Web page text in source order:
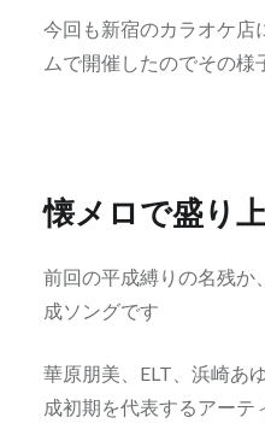
今回も新宿のカラオケ店
ムで開催したのでその様
懐メロで盛り
前回の平成縛りの名残か
成ソングです
華原朋美、ELT、浜崎あ
成初期を代表するアーテ